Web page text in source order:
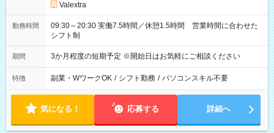
Valextra
勤務時間
09:30～20:30 実働7.5時間／休憩1.5時間 営業時間に合わせた
シフト制
期間 3か月程度の短期予定 ※開始日はお気軽にご相談ください
特徴 副業・WワークOK / シフト勤務 / パソコンスキル不要
気になる！ 応募する 詳細へ